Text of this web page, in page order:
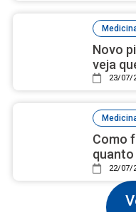
Novo
veja
23/07/
Como
22/07/